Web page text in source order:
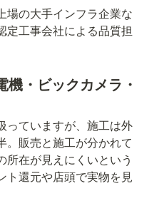
場の大手インフラ企業な
定工事会社による品質担
・ビックカメラ・
っていますが、施工は外
。販売と施工が分かれて
所在が見えにくいという
ト還元や店頭で実物を見